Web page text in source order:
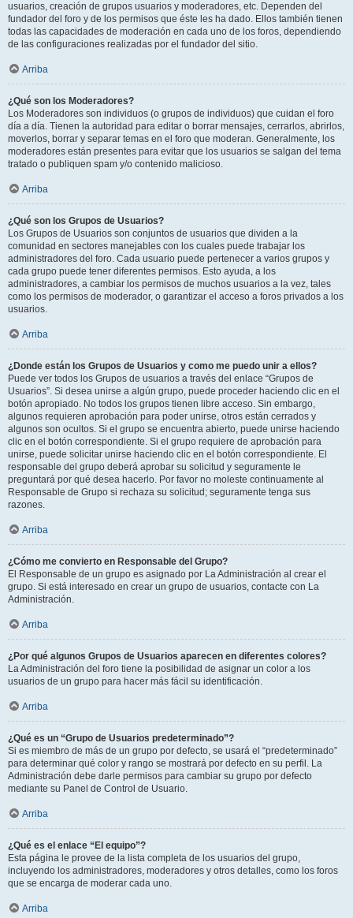
usuarios, creación de grupos usuarios y moderadores, etc. Dependen del
fundador del foro y de los permisos que éste les ha dado. Ellos también tienen
todas las capacidades de moderación en cada uno de los foros, dependiendo
de las configuraciones realizadas por el fundador del sitio.
Arriba
¿Qué son los Moderadores?
Los Moderadores son individuos (o grupos de individuos) que cuidan el foro
día a día. Tienen la autoridad para editar o borrar mensajes, cerrarlos, abrirlos,
moverlos, borrar y separar temas en el foro que moderan. Generalmente, los
moderadores están presentes para evitar que los usuarios se salgan del tema
tratado o publiquen spam y/o contenido malicioso.
Arriba
¿Qué son los Grupos de Usuarios?
Los Grupos de Usuarios son conjuntos de usuarios que dividen a la
comunidad en sectores manejables con los cuales puede trabajar los
administradores del foro. Cada usuario puede pertenecer a varios grupos y
cada grupo puede tener diferentes permisos. Esto ayuda, a los
administradores, a cambiar los permisos de muchos usuarios a la vez, tales
como los permisos de moderador, o garantizar el acceso a foros privados a los
usuarios.
Arriba
¿Donde están los Grupos de Usuarios y como me puedo unir a ellos?
Puede ver todos los Grupos de usuarios a través del enlace “Grupos de
Usuarios”. Si desea unirse a algún grupo, puede proceder haciendo clic en el
botón apropiado. No todos los grupos tienen libre acceso. Sin embargo,
algunos requieren aprobación para poder unirse, otros están cerrados y
algunos son ocultos. Si el grupo se encuentra abierto, puede unirse haciendo
clic en el botón correspondiente. Si el grupo requiere de aprobación para
unirse, puede solicitar unirse haciendo clic en el botón correspondiente. El
responsable del grupo deberá aprobar su solicitud y seguramente le
preguntará por qué desea hacerlo. Por favor no moleste continuamente al
Responsable de Grupo si rechaza su solicitud; seguramente tenga sus
razones.
Arriba
¿Cómo me convierto en Responsable del Grupo?
El Responsable de un grupo es asignado por La Administración al crear el
grupo. Si está interesado en crear un grupo de usuarios, contacte con La
Administración.
Arriba
¿Por qué algunos Grupos de Usuarios aparecen en diferentes colores?
La Administración del foro tiene la posibilidad de asignar un color a los
usuarios de un grupo para hacer más fácil su identificación.
Arriba
¿Qué es un “Grupo de Usuarios predeterminado”?
Si es miembro de más de un grupo por defecto, se usará el “predeterminado”
para determinar qué color y rango se mostrará por defecto en su perfil. La
Administración debe darle permisos para cambiar su grupo por defecto
mediante su Panel de Control de Usuario.
Arriba
¿Qué es el enlace “El equipo”?
Esta página le provee de la lista completa de los usuarios del grupo,
incluyendo los administradores, moderadores y otros detalles, como los foros
que se encarga de moderar cada uno.
Arriba